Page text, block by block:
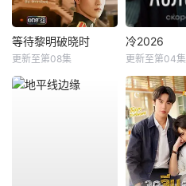
等待黎明破晓时
更新至第08集
冷2026
更新至第04集